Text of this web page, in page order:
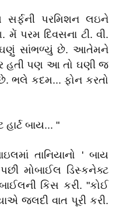
પરમિશન લઇને
પરમ દિવસના ટી. વી.
ઘણું સાંભળ્યું છે. આતેમને
હતી પણ આ તો ઘણી જ
ભલે કદમ... ફોન કરતો
બાય... "
તાનિયાનો ' બાય
મોબાઈલ ડિસ્કનેક્ટ
કિસ કરી. "કોઈ
જલદી વાત પૂરી કરી.